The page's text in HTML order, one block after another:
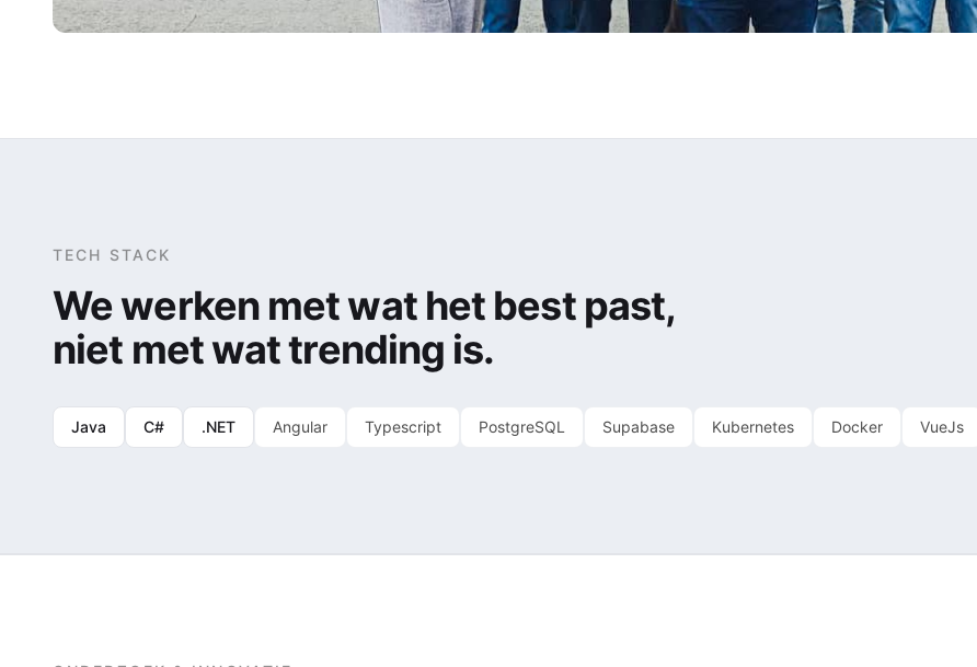
TECH STACK
We werken met wat het best past,
niet met wat trending is.
Java C# .NET Angular Typescript PostgreSQL Supabase Kubernetes Docker VueJs